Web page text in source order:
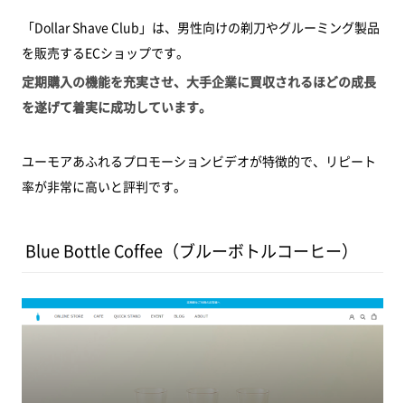
「Dollar Shave Club」は、男性向けの剃刀やグルーミング製品
を販売するECショップです。
定期購入の機能を充実させ、大手企業に買収されるほどの成長
を遂げて着実に成功しています。
ユーモアあふれるプロモーションビデオが特徴的で、リピート
率が非常に高いと評判です。
Blue Bottle Coffee（ブルーボトルコーヒー）